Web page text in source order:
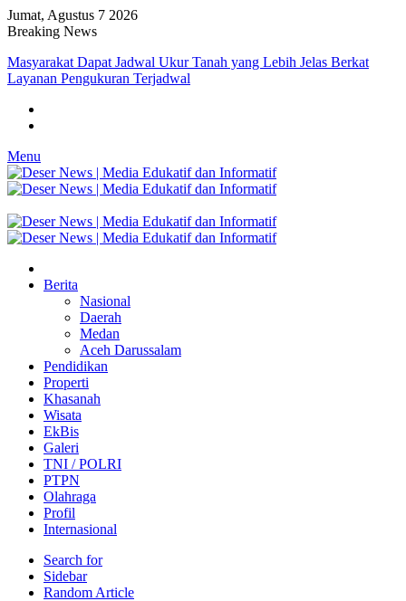
Jumat, Agustus 7 2026
Breaking News
Masyarakat Dapat Jadwal Ukur Tanah yang Lebih Jelas Berkat
Layanan Pengukuran Terjadwal
Menu
Berita
Nasional
Daerah
Medan
Aceh Darussalam
Pendidikan
Properti
Khasanah
Wisata
EkBis
Galeri
TNI / POLRI
PTPN
Olahraga
Profil
Internasional
Search for
Sidebar
Random Article